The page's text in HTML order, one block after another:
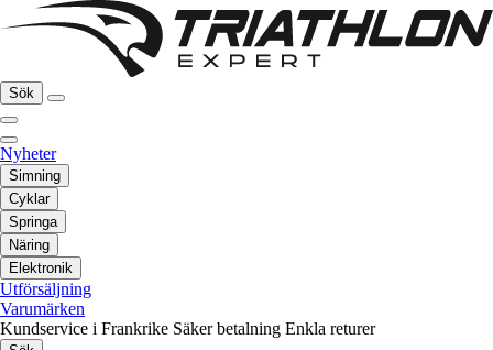
Sök
Nyheter
Simning
Cyklar
Springa
Näring
Elektronik
Utförsäljning
Varumärken
Kundservice i Frankrike Säker betalning Enkla returer